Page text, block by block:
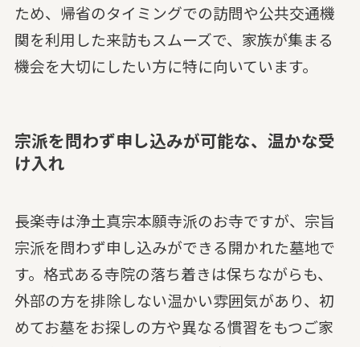
ため、帰省のタイミングでの訪問や公共交通機
関を利用した来訪もスムーズで、家族が集まる
機会を大切にしたい方に特に向いています。
宗派を問わず申し込みが可能な、温かな受
け入れ
長楽寺は浄土真宗本願寺派のお寺ですが、宗旨
宗派を問わず申し込みができる開かれた墓地で
す。格式ある寺院の落ち着きは保ちながらも、
外部の方を排除しない温かい雰囲気があり、初
めてお墓をお探しの方や異なる慣習をもつご家